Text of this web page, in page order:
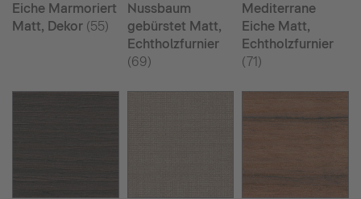
Eiche Marmoriert
Matt, Dekor (55)
Nussbaum
gebürstet Matt,
Echtholzfurnier
(69)
Mediterrane
Eiche Matt,
Echtholzfurnier
(71)